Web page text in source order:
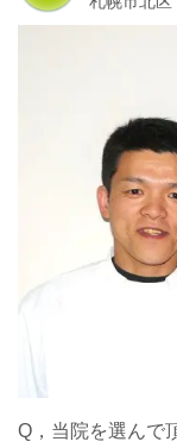
Q，当院を選んで